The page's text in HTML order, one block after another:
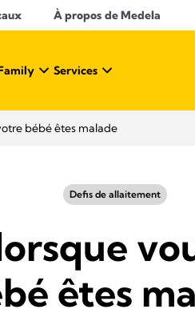
À propos de Medela
Services
bébé êtes malade
Defis de allaitement
êtes